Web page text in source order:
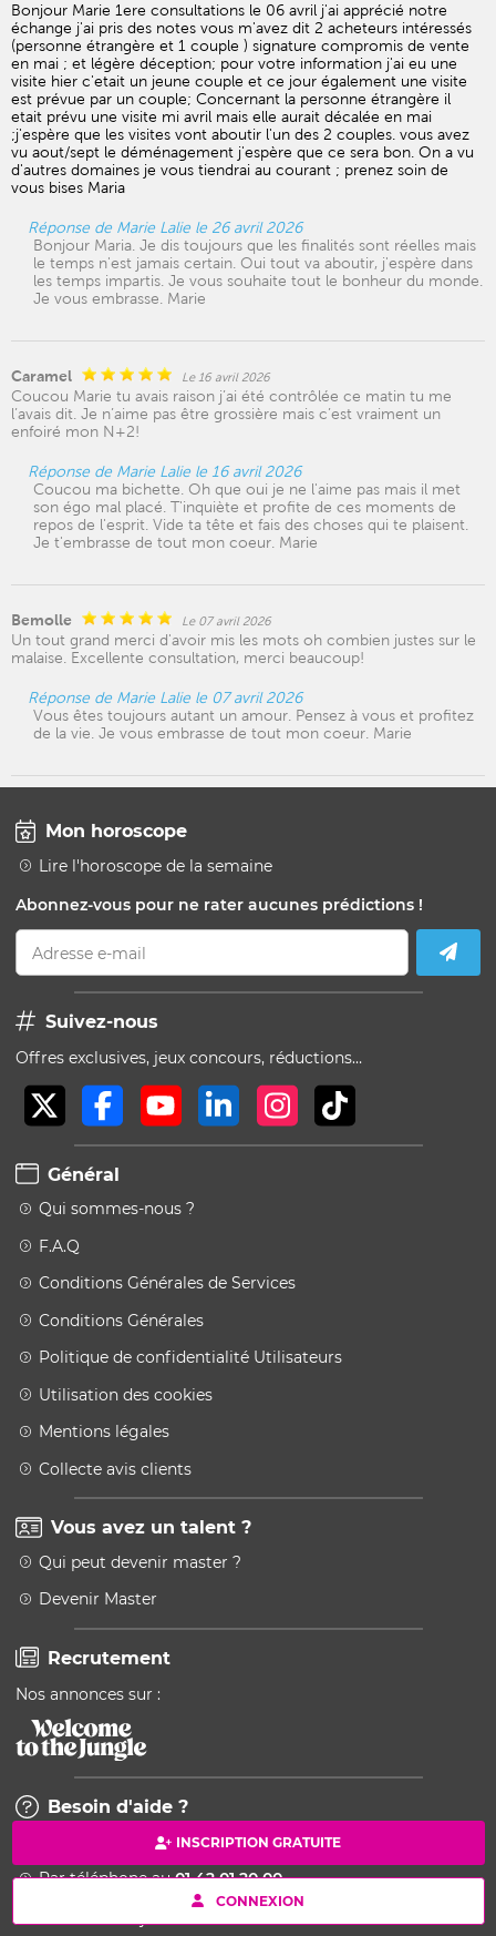
INSCRIPTION GRATUITE
CONNEXION
Bonjour Marie 1ere consultations le 06 avril j'ai apprécié notre
échange j'ai pris des notes vous m'avez dit 2 acheteurs intéressés
(personne étrangère et 1 couple ) signature compromis de vente
en mai ; et légère déception; pour votre information j'ai eu une
visite hier c'etait un jeune couple et ce jour également une visite
est prévue par un couple; Concernant la personne étrangère il
etait prévu une visite mi avril mais elle aurait décalée en mai
;j'espère que les visites vont aboutir l'un des 2 couples. vous avez
vu aout/sept le déménagement j'espère que ce sera bon. On a vu
d'autres domaines je vous tiendrai au courant ; prenez soin de
vous bises Maria
Réponse de Marie Lalie le 26 avril 2026
Bonjour Maria. Je dis toujours que les finalités sont réelles mais
le temps n'est jamais certain. Oui tout va aboutir, j'espère dans
les temps impartis. Je vous souhaite tout le bonheur du monde.
Je vous embrasse. Marie
Caramel Le 16 avril 2026
Coucou Marie tu avais raison j’ai été contrôlée ce matin tu me
l’avais dit. Je n’aime pas être grossière mais c’est vraiment un
enfoiré mon N+2!
Réponse de Marie Lalie le 16 avril 2026
Coucou ma bichette. Oh que oui je ne l'aime pas mais il met
son égo mal placé. T'inquiète et profite de ces moments de
repos de l'esprit. Vide ta tête et fais des choses qui te plaisent.
Je t'embrasse de tout mon coeur. Marie
Bemolle Le 07 avril 2026
Un tout grand merci d'avoir mis les mots oh combien justes sur le
malaise. Excellente consultation, merci beaucoup!
Réponse de Marie Lalie le 07 avril 2026
Vous êtes toujours autant un amour. Pensez à vous et profitez
de la vie. Je vous embrasse de tout mon coeur. Marie
Mon horoscope
Lire l'horoscope de la semaine
Abonnez-vous pour ne rater aucunes prédictions !
Adresse e-mail
Suivez-nous
Offres exclusives, jeux concours, réductions…
Général
Qui sommes-nous ?
F.A.Q
Conditions Générales de Services
Conditions Générales
Politique de confidentialité Utilisateurs
Utilisation des cookies
Mentions légales
Collecte avis clients
Vous avez un talent ?
Qui peut devenir master ?
Devenir Master
Recrutement
Nos annonces sur :
Besoin d'aide ?
Contactez-nous par email
Par téléphone au01 42 01 20 00